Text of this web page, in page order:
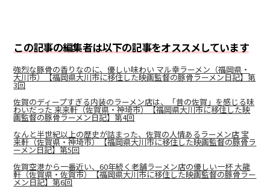
この記事の編集者は以下の記事をオススメしています
強烈な豚骨の香りなのに、優しい味わい マル幸ラーメン（福岡県・
大川市）【福岡県大川市に移住した映画監督の豚骨ラーメン日記】第
3回
佐賀のディープすぎる内装のラーメン店は、「昔の佐賀」を感じる味
わいだった 来来軒（佐賀県・神埼市）【福岡県大川市に移住した映
画監督の豚骨ラーメン日記】第4回
なんと半世紀以上の歴史が詰まった、佐賀の人情あるラーメン店 宝
来軒（佐賀県・神埼市）【福岡県大川市に移住した映画監督の豚骨ラ
ーメン日記】第5回
佐賀空港から一番近い、60年続く老舗ラーメン店の優しい一杯 大龍
軒（佐賀県・佐賀市）【福岡県大川市に移住した映画監督の豚骨ラー
メン日記】第6回